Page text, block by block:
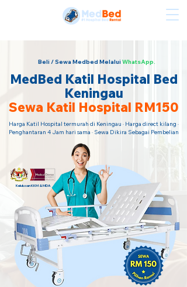
Beli / Sewa Medbed MelaluiWhatsApp.
MedBed Katil Hospital Bed
Keningau
Sewa Katil Hospital RM150
Harga Katil Hospital termurah di Keningau · Harga direct kilang ·
Penghantaran 4 Jam hari sama · Sewa Dikira Sebagai Pembelian
Kelulusan KKM & MDA